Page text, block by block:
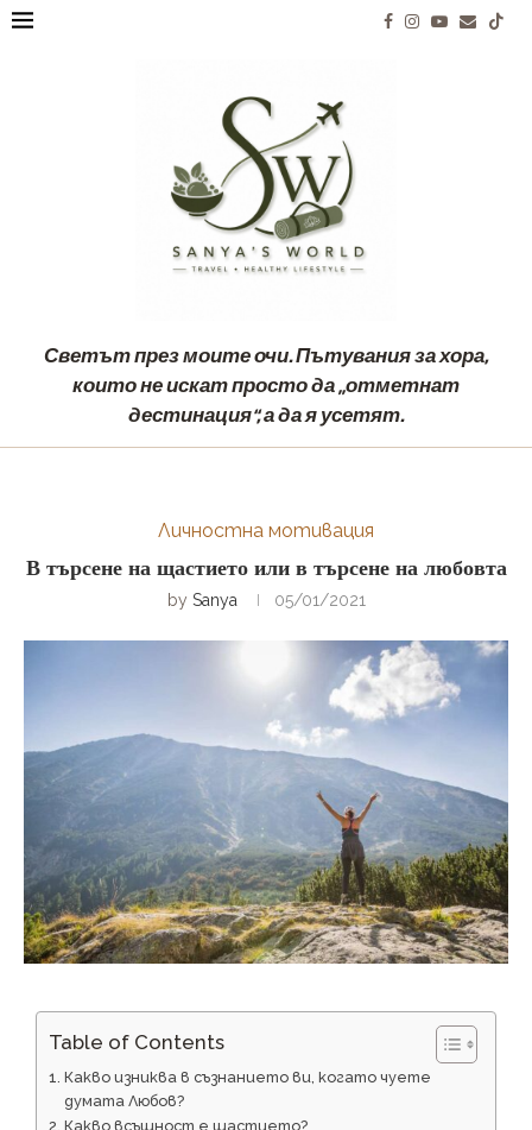
Светът през моите очи. Пътувания за хора,
които не искат просто да „отметнат
дестинация“, а да я усетят.
Личностна мотивация
В търсене на щастието или в търсене на любовта
by Sanya 05/01/2021
Table of Contents
Какво изниква в съзнанието ви, когато чуете
думата Любов?
Какво всъщност е щастието?